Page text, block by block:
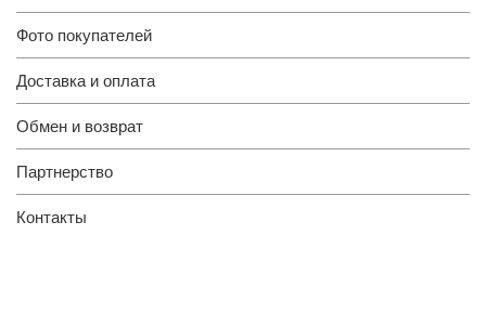
Фото покупателей
Доставка и оплата
Обмен и возврат
Партнерство
Контакты